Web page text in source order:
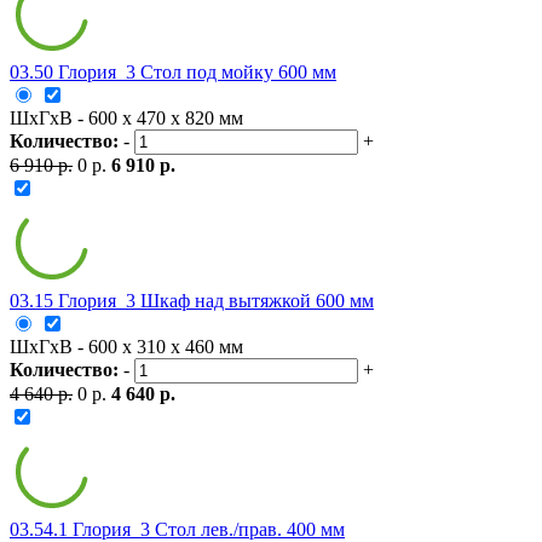
03.50 Глория_3 Стол под мойку 600 мм
ШxГxВ - 600 x 470 x 820 мм
Количество: -
+
6 910 р. 0 р. 6 910 р.
03.15 Глория_3 Шкаф над вытяжкой 600 мм
ШxГxВ - 600 x 310 x 460 мм
Количество: -
+
4 640 р. 0 р. 4 640 р.
03.54.1 Глория_3 Стол лев./прав. 400 мм